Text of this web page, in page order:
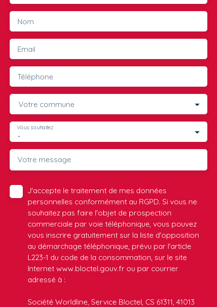
Nom
Email
Téléphone
Votre commune
-
Vous souhaitez
Votre message
J'accepte le traitement de mes données
personnelles conformément au RGPD. Si vous ne
souhaitez pas faire l'objet de prospection
commerciale par voie téléphonique, vous pouvez
vous inscrire gratuitement sur la liste d'opposition
au démarchage téléphonique, prévu par l'article
L223-1 du code de la consommation, sur le site
Internet www.bloctel.gouv.fr ou par courrier
adressé à :
Société Worldline, Service Bloctel, CS 61311, 41013